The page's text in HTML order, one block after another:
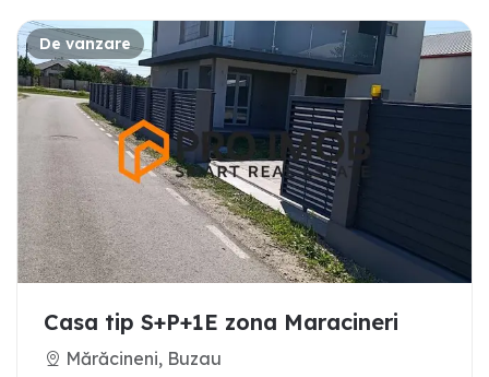
De vanzare
Casa tip S+P+1E zona Maracineri
Mărăcineni, Buzau